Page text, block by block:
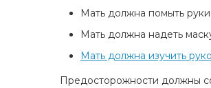
Мать должна помыть
Мать должна надеть
Мать должна изучить
Предосторожности должны